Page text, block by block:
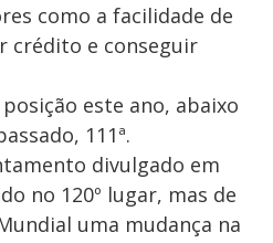
como a facilidade de
crédito e conseguir
este ano, abaixo
111ª.
divulgado em
no 120º lugar, mas de
uma mudança na